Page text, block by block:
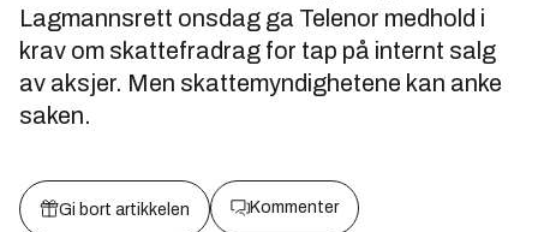
Lagmannsrett onsdag ga Telenor medhold i
krav om skattefradrag for tap på internt salg
av aksjer. Men skattemyndighetene kan anke
saken.
Gi bort artikkelen Kommenter